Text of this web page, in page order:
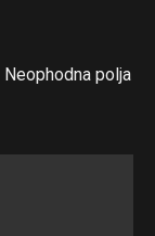
Neophodna polja